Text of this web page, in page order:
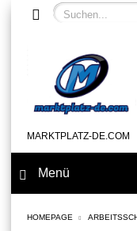
MARKTPLATZ-DE.COM
Menü
HOMEPAGE